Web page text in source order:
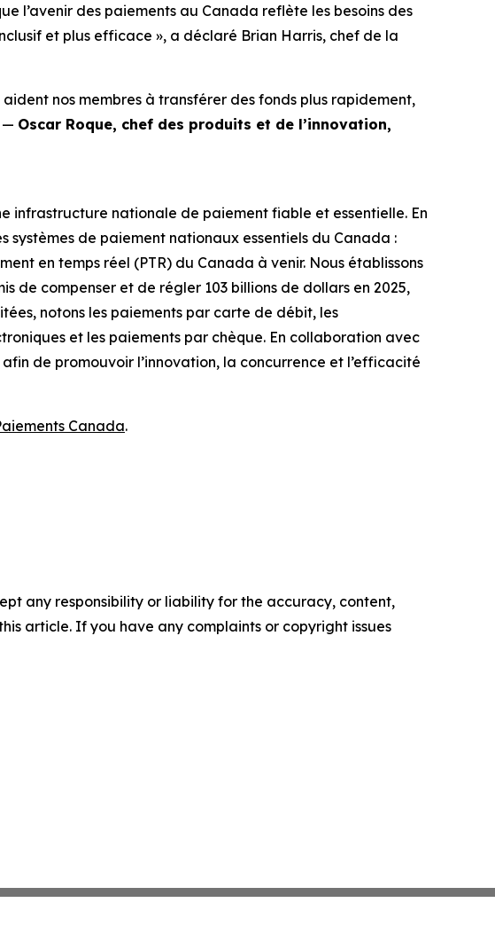
l’avenir des paiements au Canada reflète les besoins des
et plus efficace », a déclaré Brian Harris, chef de la
nos membres à transférer des fonds plus rapidement,
— Oscar Roque, chef des produits et de l’innovation,
nationale de paiement fiable et essentielle. En
systèmes de paiement nationaux essentiels du Canada :
en temps réel (PTR) du Canada à venir. Nous établissons
de compenser et de régler 103 billions de dollars en 2025,
notons les paiements par carte de débit, les
et les paiements par chèque. En collaboration avec
de promouvoir l’innovation, la concurrence et l’efficacité
Canada.
any responsibility or liability for the accuracy, content,
article. If you have any complaints or copyright issues